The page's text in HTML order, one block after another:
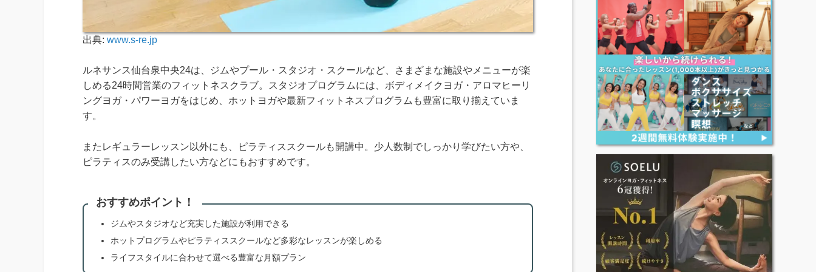
出典: www.s-re.jp
ルネサンス仙台泉中央24は、ジムやプール・スタジオ・スクールなど、さまざまな施設やメニューが楽
しめる24時間営業のフィットネスクラブ。スタジオプログラムには、ボディメイクヨガ・アロマヒーリ
ングヨガ・パワーヨガをはじめ、ホットヨガや最新フィットネスプログラムも豊富に取り揃えていま
す。
またレギュラーレッスン以外にも、ピラティススクールも開講中。少人数制でしっかり学びたい方や、
ピラティスのみ受講したい方などにもおすすめです。
おすすめポイント！
ジムやスタジオなど充実した施設が利用できる
ホットプログラムやピラティススクールなど多彩なレッスンが楽しめる
ライフスタイルに合わせて選べる豊富な月額プラン